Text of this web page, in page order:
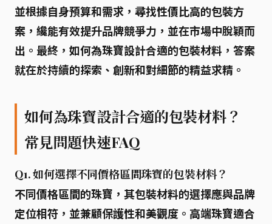
並根據自身預算和需求，尋找性價比高的包裝方
案，纔能有效提升品牌競爭力，並在市場中脫穎而
出。最終， 如何為珠寶設計合適的包裝材料 ，答案
就在於持續的探索、創新和對細節的精益求精。
如何為珠寶設計合適的包裝材料？
常見問題快速FAQ
Q1. 如何選擇不同價格區間珠寶的包裝材料？
不同價格區間的珠寶，其包裝材料的選擇應與品牌
定位相符，並兼顧保護性和美觀度。高端珠寶適合